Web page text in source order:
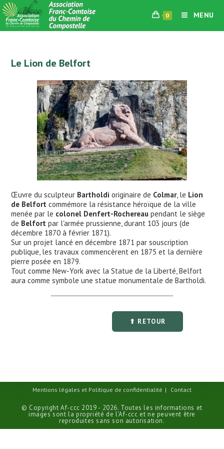
Skip
to
content
0 MENU
Le Lion de Belfort
Œuvre du sculpteur Bartholdi originaire de Colmar, le Lion
de Belfort commémore la résistance héroïque de la ville
menée par le colonel Denfert-Rochereau pendant le siège
de Belfort par l'armée prussienne, durant 103 jours (de
décembre 1870 à février 1871).
Sur un projet lancé en décembre 1871 par souscription
publique, les travaux commencèrent en 1875 et la dernière
pierre posée en 1879.
Tout comme New-York avec la Statue de la Liberté, Belfort
aura comme symbole une statue monumentale de Bartholdi.
⬆ RETOUR
Mentions légales et Politique de confidentialité Contact
© Copyright Af-ccc 2019 - 2026. Toutes les informations et
images sont la propriété de l'Af-ccc et ne peuvent être
reproduites sans son autorisation.